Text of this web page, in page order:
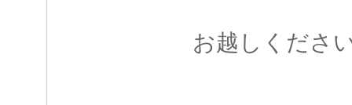
お越しくださ